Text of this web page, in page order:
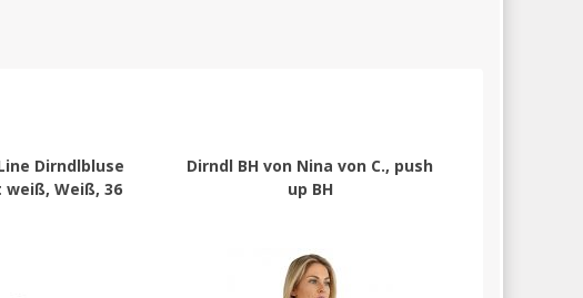
Dirndlbluse
Weiß, 36
Dirndl BH von Nina von C., push
up BH